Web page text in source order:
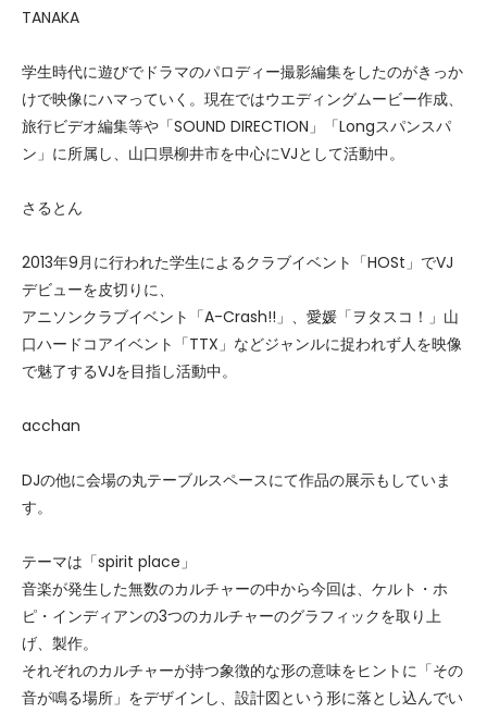
TANAKA
学生時代に遊びでドラマのパロディー撮影編集をしたのがきっか
けで映像にハマっていく。現在ではウエディングムービー作成、
旅行ビデオ編集等や「SOUND DIRECTION」「Longスパンスパ
ン」に所属し、山口県柳井市を中心にVJとして活動中。
さるとん
2013年9月に行われた学生によるクラブイベント「HOSt」でVJ
デビューを皮切りに、
アニソンクラブイベント「A-Crash!!」、愛媛「ヲタスコ！」山
口ハードコアイベント「TTX」などジャンルに捉われず人を映像
で魅了するVJを目指し活動中。
acchan
DJの他に会場の丸テーブルスペースにて作品の展示もしていま
す。
テーマは「spirit place」
音楽が発生した無数のカルチャーの中から今回は、ケルト・ホ
ピ・インディアンの3つのカルチャーのグラフィックを取り上
げ、製作。
それぞれのカルチャーが持つ象徴的な形の意味をヒントに「その
音が鳴る場所」をデザインし、設計図という形に落とし込んでい